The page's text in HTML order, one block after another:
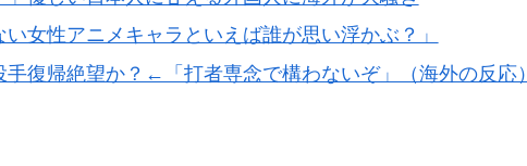
女性アニメキャラといえば誰が思い浮かぶ？」
復帰絶望か？←「打者専念で構わないぞ」（海外の反応）